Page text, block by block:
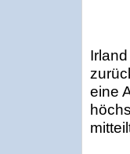
eine